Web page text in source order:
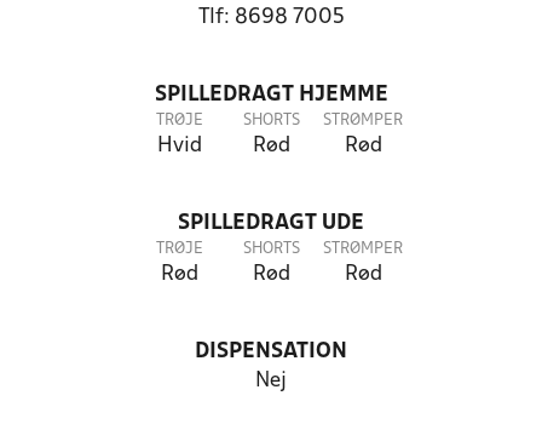
Tlf: 8698 7005
SPILLEDRAGT HJEMME
TRØJE
Hvid
SHORTS
Rød
STRØMPER
Rød
SPILLEDRAGT UDE
TRØJE
Rød
SHORTS
Rød
STRØMPER
Rød
DISPENSATION
Nej